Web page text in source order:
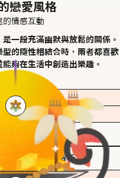
戀愛風格
的情感互動
一段充滿幽默與放鬆的關係。
的隨性相結合時，兩者都喜歡
夠在生活中創造出樂趣。
我的結果圖
查看香氛類型全解析 >>>